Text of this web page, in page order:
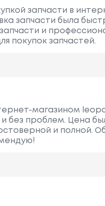
запчасти в
запчасти была
и
покупок запчастей.
магазином
без проблем. Цена
и полной.